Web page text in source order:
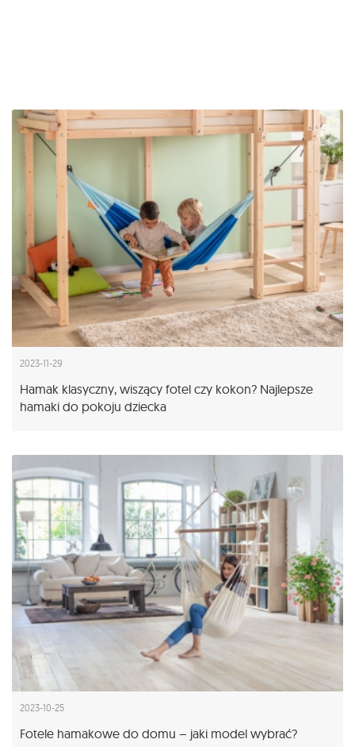
2023-11-29
Hamak klasyczny, wiszący fotel czy kokon? Najlepsze
hamaki do pokoju dziecka
2023-10-25
Fotele hamakowe do domu – jaki model wybrać?